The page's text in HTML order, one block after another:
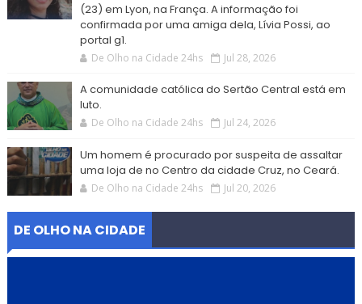
(23) em Lyon, na França. A informação foi
confirmada por uma amiga dela, Lívia Possi, ao
portal g1.
De Olho na Cidade 24hs Jul 28, 2026
A comunidade católica do Sertão Central está em
luto.
De Olho na Cidade 24hs Jul 24, 2026
Um homem é procurado por suspeita de assaltar
uma loja de no Centro da cidade Cruz, no Ceará.
De Olho na Cidade 24hs Jul 20, 2026
DE OLHO NA CIDADE